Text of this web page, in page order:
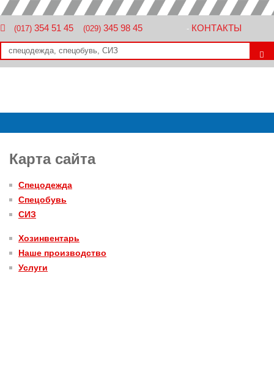
(017) 354 51 45 (029) 345 98 45 - КОНТАКТЫ
Карта сайта
Спецодежда
Спецобувь
СИЗ
Хозинвентарь
Наше производство
Услуги